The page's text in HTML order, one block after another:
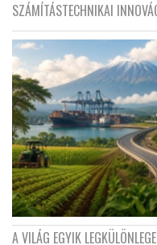
SZÁMÍTÁSTECHNIKAI
A VILÁG EGYIK